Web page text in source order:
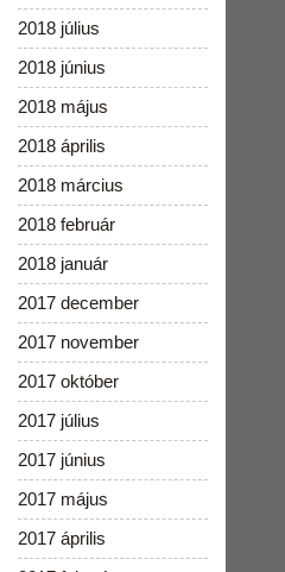
2018 július
2018 június
2018 május
2018 április
2018 március
2018 február
2018 január
2017 december
2017 november
2017 október
2017 július
2017 június
2017 május
2017 április